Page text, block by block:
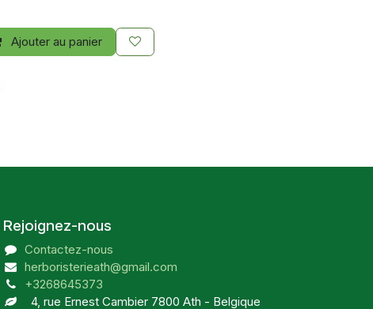
Ajouter au panier
Rejoignez-nous
Contactez-nous
herboristerieath@gmail.com
+3268645373
4, rue Ernest Cambier 7800 Ath - Belgique